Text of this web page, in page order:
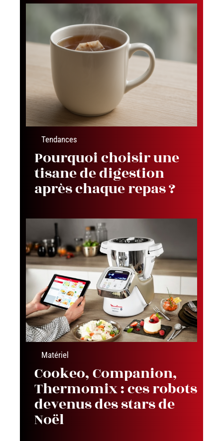
Tendances
Pourquoi choisir une
tisane de digestion
après chaque repas ?
Matériel
Cookeo, Companion,
Thermomix : ces robots
devenus des stars de
Noël